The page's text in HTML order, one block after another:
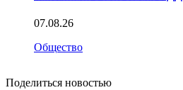
07.08.26
Общество
Поделиться новостью